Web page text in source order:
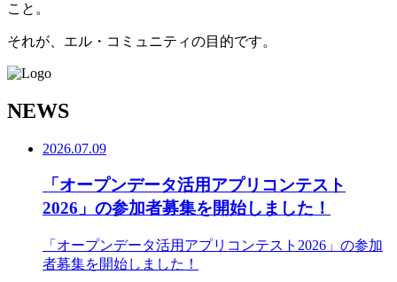
こと。
それが、エル・コミュニティの目的です。
NEWS
2026.07.09
「オープンデータ活用アプリコンテスト
2026」の参加者募集を開始しました！
「オープンデータ活用アプリコンテスト2026」の参加
者募集を開始しました！